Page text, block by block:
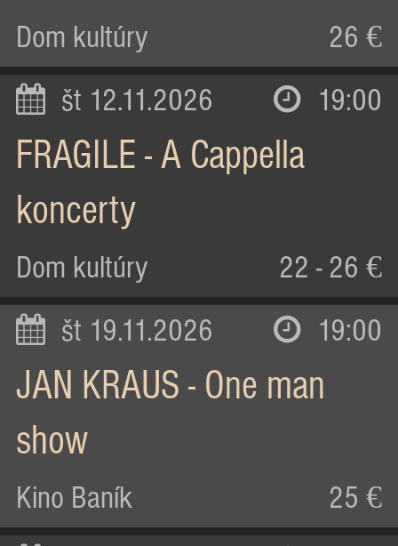
Dom kultúry 26 €
št 12.11.2026 19:00
FRAGILE - A Cappella
koncerty
Dom kultúry 22 - 26 €
št 19.11.2026 19:00
JAN KRAUS - One man
show
Kino Baník 25 €